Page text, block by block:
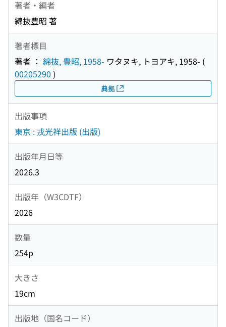
著者・編者
綿抜豊昭 著
著者標目
著者 ： 綿抜, 豊昭, 1958- ワタヌキ, トヨアキ, 1958- (
00205290 )
典拠
出版事項
東京 : 戎光祥出版 (出版)
出版年月日等
2026.3
出版年（W3CDTF）
2026
数量
254p
大きさ
19cm
出版地（国名コード）